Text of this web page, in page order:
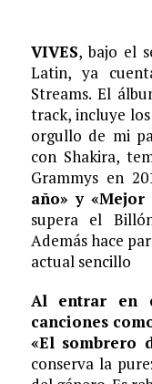
VIVES, bajo el
Latin, ya
Streams. El
track, incluye
orgullo de mi
con Shakira,
Grammys en
año» y
supera el
Además hace
actual sencillo
Al entrar en
canciones
«El sombrero
conserva la